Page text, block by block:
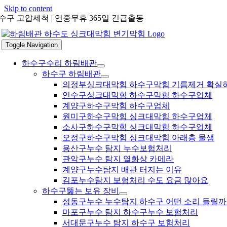
Skip to content
구 고압세척 | 연중무휴 365일 긴급출동
Toggle Navigation
하수구수리 하림배관
하수구 하림배관
의정부싱크대막힘 하수구막힘 기름제거 확실
연수구싱크대막힘 하수구막힘 하수구업체
계양구하수구막힘 하수구업체
원미구하수구막힘 싱크대막힘 하수구업체
소사구하수구막힘 싱크대막힘 하수구업체
오정구하수구막힘 싱크대막힘 아래층 물샘
용산구누수 탐지 누수보험처리
관악구누수 탐지 열화상 카메라
계양구누수탐지 배관 터지는 이유
김포누수탐지 보험처리 수도 요금 많아요
하수구뚫는 보유 장비
성동구누수 누수탐지 하수구 어떤 소리 들릴까
마포구누수 탐지 하수구누수 보험처리
서대문구누수 탐지 하수구 보험처리